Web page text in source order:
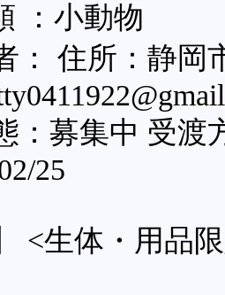
：小動物
： 住所：静岡
募集中 受渡
25
<生体・用品